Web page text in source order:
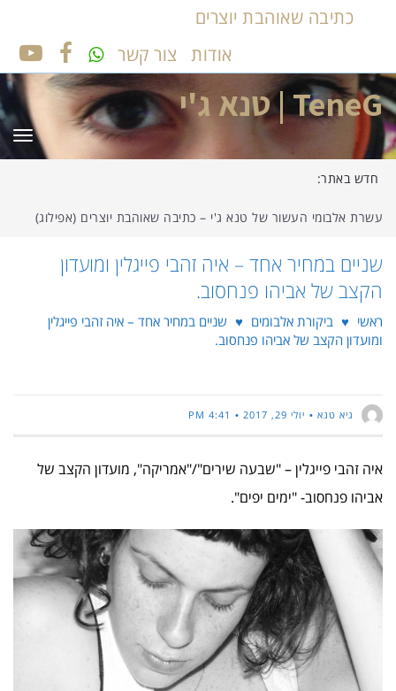
כתיבה שאוהבת יוצרים
אודות
צור קשר
TeneG | טנא ג'י
חדש באתר:
עשרת אלבומי העשור של טנא ג'י – כתיבה שאוהבת יוצרים (אפילוג)
שניים במחיר אחד – איה זהבי פייגלין ומועדון
הקצב של אביהו פנחסוב.
ראשי ♥ ביקורת אלבומים ♥ שניים במחיר אחד – איה זהבי פייגלין
ומועדון הקצב של אביהו פנחסוב.
גיא טנא יולי 29, 2017 4:41 PM
איה זהבי פייגלין – "שבעה שירים"/"אמריקה", מועדון הקצב של
אביהו פנחסוב- "ימים יפים".